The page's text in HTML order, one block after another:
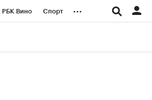
РБК Вино Спорт ...